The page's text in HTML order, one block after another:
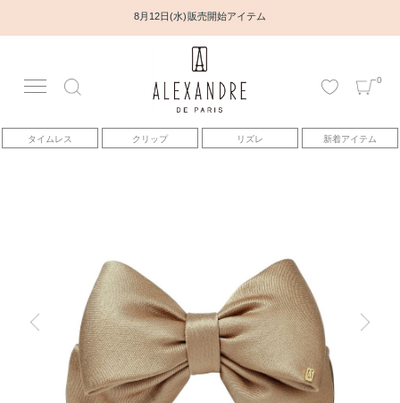
8月12日(水) 販売開始アイテム
0
タイムレス クリップ リズレ 新着アイテム
アカウント
アイテム
コレクション
トピックス
ヘアアレンジ動画